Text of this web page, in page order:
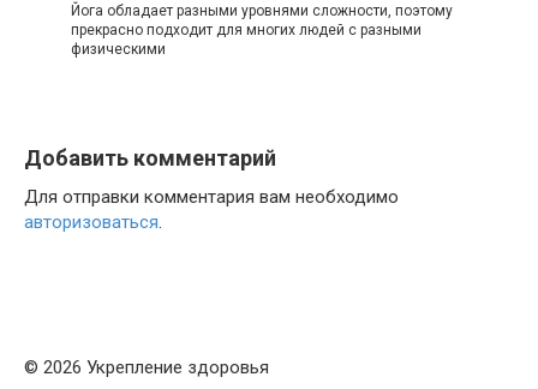
Йога обладает разными уровнями сложности, поэтому
прекрасно подходит для многих людей с разными
физическими
Добавить комментарий
Для отправки комментария вам необходимо
авторизоваться.
© 2026 Укрепление здоровья